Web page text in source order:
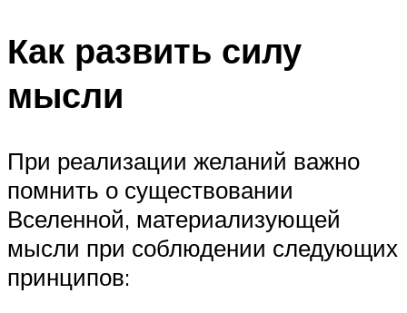
Как развить силу
мысли
При реализации желаний важно
помнить о существовании
Вселенной, материализующей
мысли при соблюдении следующих
принципов: